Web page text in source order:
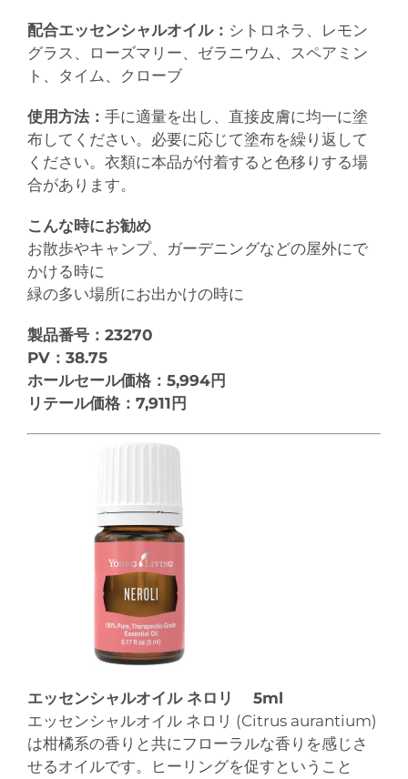
配合エッセンシャルオイル： シトロネラ、レモン
グラス、ローズマリー、ゼラニウム、スペアミン
ト、タイム、クローブ
使用方法： 手に適量を出し、直接皮膚に均一に塗
布してください。必要に応じて塗布を繰り返して
ください。衣類に本品が付着すると色移りする場
合があります。
こんな時にお勧め
お散歩やキャンプ、ガーデニングなどの屋外にで
かける時に
緑の多い場所にお出かけの時に
製品番号：23270
PV：38.75
ホールセール価格：5,994円
リテール価格：7,911円
エッセンシャルオイル ネロリ 5ml
エッセンシャルオイル ネロリ (Citrus aurantium)
は柑橘系の香りと共にフローラルな香りを感じさ
せるオイルです。ヒーリングを促すということ